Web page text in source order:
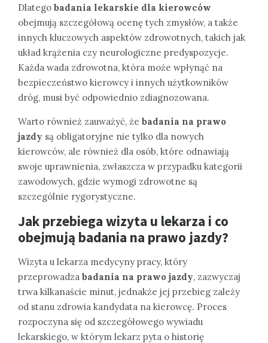
Dlatego badania lekarskie dla kierowców
obejmują szczegółową ocenę tych zmysłów, a także
innych kluczowych aspektów zdrowotnych, takich jak
układ krążenia czy neurologiczne predyspozycje.
Każda wada zdrowotna, która może wpłynąć na
bezpieczeństwo kierowcy i innych użytkowników
dróg, musi być odpowiednio zdiagnozowana.
Warto również zauważyć, że badania na prawo
jazdy są obligatoryjne nie tylko dla nowych
kierowców, ale również dla osób, które odnawiają
swoje uprawnienia, zwłaszcza w przypadku kategorii
zawodowych, gdzie wymogi zdrowotne są
szczególnie rygorystyczne.
Jak przebiega wizyta u lekarza i co
obejmują badania na prawo jazdy?
Wizyta u lekarza medycyny pracy, który
przeprowadza badania na prawo jazdy, zazwyczaj
trwa kilkanaście minut, jednakże jej przebieg zależy
od stanu zdrowia kandydata na kierowcę. Proces
rozpoczyna się od szczegółowego wywiadu
lekarskiego, w którym lekarz pyta o historię